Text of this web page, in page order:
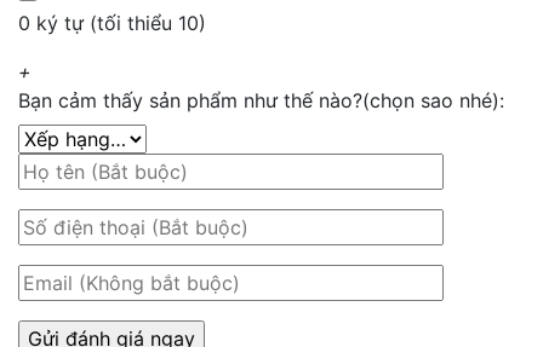
0 ký tự (tối thiểu 10)
+
Bạn cảm thấy sản phẩm như thế nào?(chọn sao nhé):